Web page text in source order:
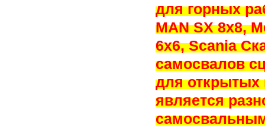
для горных
MAN SX 8x8,
6x6, Scania
самосвалов
для открытых
является